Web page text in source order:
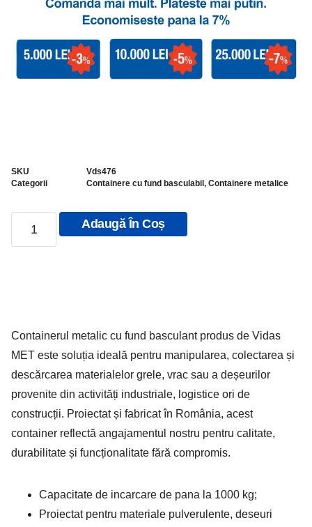
SKU
Vds476
Categorii
Containere cu fund basculabil , Containere metalice
Adaugă În Coș
Containerul metalic cu fund basculant produs de Vidas
MET este soluția ideală pentru manipularea, colectarea și
descărcarea materialelor grele, vrac sau a deșeurilor
provenite din activități industriale, logistice ori de
construcții. Proiectat și fabricat în România, acest
container reflectă angajamentul nostru pentru calitate,
durabilitate și funcționalitate fără compromis.
Capacitate de incarcare de pana la 1000 kg;
Proiectat pentru materiale pulverulente, deseuri